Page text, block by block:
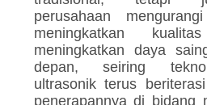
perusahaan
meningkatkan
meningkatkan daya
depan, seiring
ultrasonik terus
penerapannya di bidang